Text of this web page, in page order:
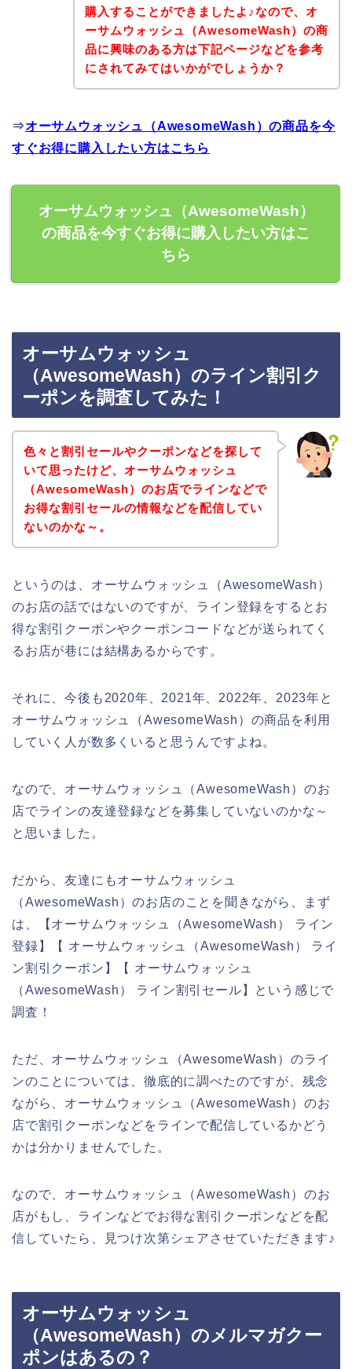
購入することができましたよ♪なので、オ
ーサムウォッシュ（AwesomeWash）の商
品に興味のある方は下記ページなどを参考
にされてみてはいかがでしょうか？
⇒オーサムウォッシュ（AwesomeWash）の商品を今
すぐお得に購入したい方はこちら
オーサムウォッシュ（AwesomeWash）
の商品を今すぐお得に購入したい方はこ
ちら
オーサムウォッシュ
（AwesomeWash）のライン割引ク
ーポンを調査してみた！
色々と割引セールやクーポンなどを探して
いて思ったけど、オーサムウォッシュ
（AwesomeWash）のお店でラインなどで
お得な割引セールの情報などを配信してい
ないのかな～。
というのは、オーサムウォッシュ（AwesomeWash）
のお店の話ではないのですが、ライン登録をするとお
得な割引クーポンやクーポンコードなどが送られてく
るお店が巷には結構あるからです。
それに、今後も2020年、2021年、2022年、2023年と
オーサムウォッシュ（AwesomeWash）の商品を利用
していく人が数多くいると思うんですよね。
なので、オーサムウォッシュ（AwesomeWash）のお
店でラインの友達登録などを募集していないのかな～
と思いました。
だから、友達にもオーサムウォッシュ
（AwesomeWash）のお店のことを聞きながら、まず
は、【オーサムウォッシュ（AwesomeWash） ライン
登録】【 オーサムウォッシュ（AwesomeWash） ライ
ン割引クーポン】【 オーサムウォッシュ
（AwesomeWash） ライン割引セール】という感じで
調査！
ただ、オーサムウォッシュ（AwesomeWash）のライ
ンのことについては、徹底的に調べたのですが、残念
ながら、オーサムウォッシュ（AwesomeWash）のお
店で割引クーポンなどをラインで配信しているかどう
かは分かりませんでした。
なので、オーサムウォッシュ（AwesomeWash）のお
店がもし、ラインなどでお得な割引クーポンなどを配
信していたら、見つけ次第シェアさせていただきます♪
オーサムウォッシュ
（AwesomeWash）のメルマガクー
ポンはあるの？